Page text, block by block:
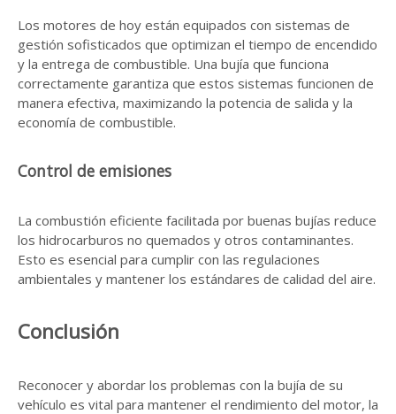
Los motores de hoy están equipados con sistemas de
gestión sofisticados que optimizan el tiempo de encendido
y la entrega de combustible. Una bujía que funciona
correctamente garantiza que estos sistemas funcionen de
manera efectiva, maximizando la potencia de salida y la
economía de combustible.
Control de emisiones
La combustión eficiente facilitada por buenas bujías reduce
los hidrocarburos no quemados y otros contaminantes.
Esto es esencial para cumplir con las regulaciones
ambientales y mantener los estándares de calidad del aire.
Conclusión
Reconocer y abordar los problemas con la bujía de su
vehículo es vital para mantener el rendimiento del motor, la